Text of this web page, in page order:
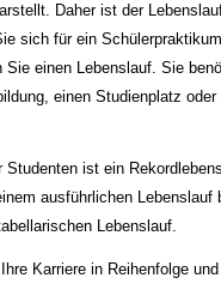
Daher ist der
sich für ein
Sie einen Lebenslauf. Sie
einen Studienplatz oder
Studenten ist ein
ausführlichen Lebenslauf
Lebenslauf.
Karriere in Reihenfolge